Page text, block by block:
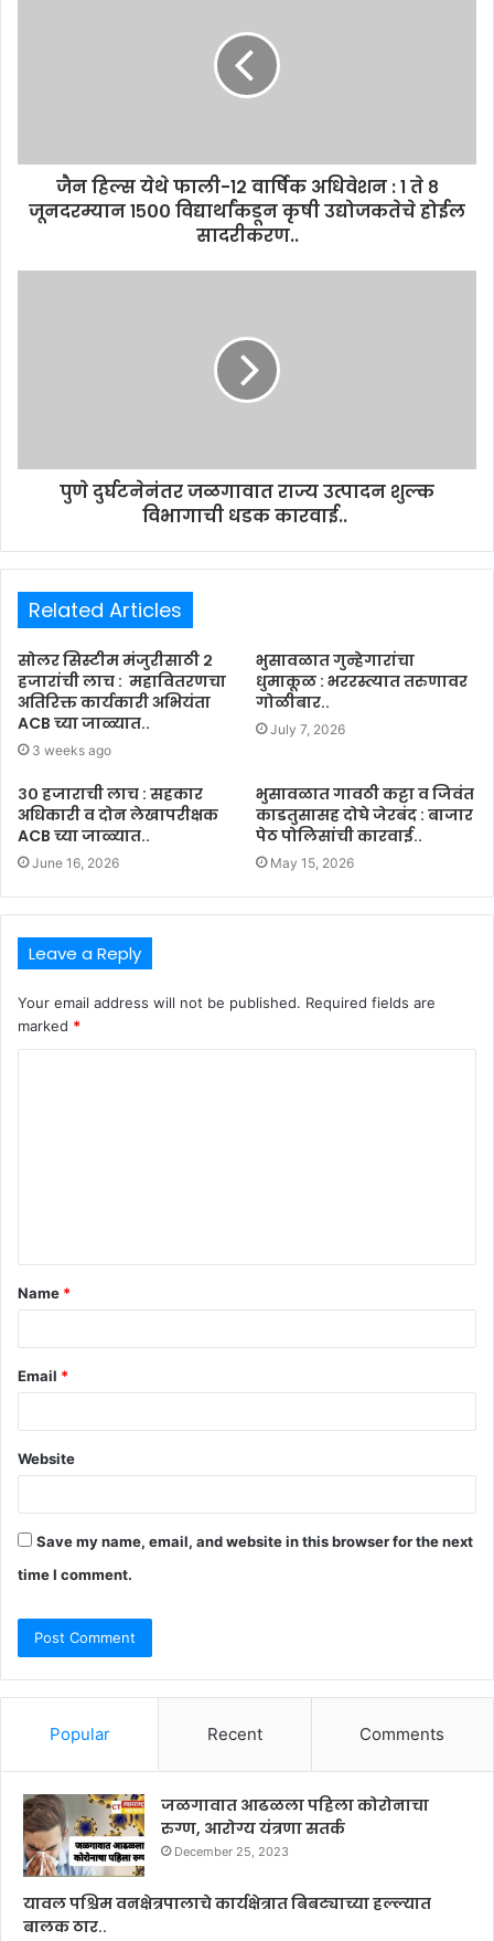
जैन हिल्स येथे फाली-१२ वार्षिक अधिवेशन : १ ते ८
जूनदरम्यान १५०० विद्यार्थांकडून कृषी उद्योजकतेचे होईल
सादरीकरण..
पुणे दुर्घटनेनंतर जळगावात राज्य उत्पादन शुल्क
विभागाची धडक कारवाई..
Related Articles
सोलर सिस्टीम मंजुरीसाठी २
हजारांची लाच : महावितरणचा
अतिरिक्त कार्यकारी अभियंता
ACB च्या जाळ्यात..
3 weeks ago
भुसावळात गुन्हेगारांचा
धुमाकूळ : भररस्त्यात तरुणावर
गोळीबार..
July 7, 2026
३० हजाराची लाच : सहकार
अधिकारी व दोन लेखापरीक्षक
ACB च्या जाळ्यात..
June 16, 2026
भुसावळात गावठी कट्टा व जिवंत
काडतुसासह दोघे जेरबंद : बाजार
पेठ पोलिसांची कारवाई..
May 15, 2026
Leave a Reply
Your email address will not be published. Required fields are
marked *
Name *
Email *
Website
Save my name, email, and website in this browser for the next
time I comment.
Popular Recent Comments
जळगावात आढळला पहिला कोरोनाचा
रुग्ण, आरोग्य यंत्रणा सतर्क
December 25, 2023
यावल पश्चिम वनक्षेत्रपालाचे कार्यक्षेत्रात बिबट्याच्या हल्ल्यात
बालक ठार..